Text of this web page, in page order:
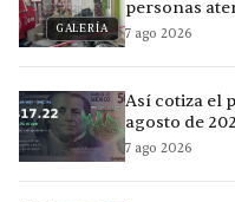
GALERÍA
personas
7 ago 2026
Así cotiza el
agosto de
7 ago 2026